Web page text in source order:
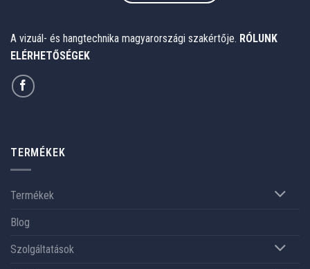
A vizuál- és hangtechnika magyarországi szakértője. RÓLUNK
ELÉRHETŐSÉGEK
TERMÉKEK
Termékek
Blog
Szolgáltatások